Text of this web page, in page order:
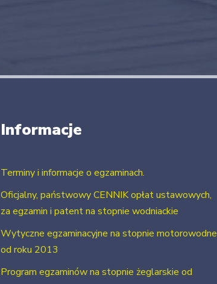
Informacje
Terminy i informacje o egzaminach.
Oficjalny, państwowy CENNIK opłat ustawowych,
za egzamin i patent na stopnie wodniackie
Wytyczne egzaminacyjne na stopnie motorowodne
od roku 2013
Program egzaminów na stopnie żeglarskie od